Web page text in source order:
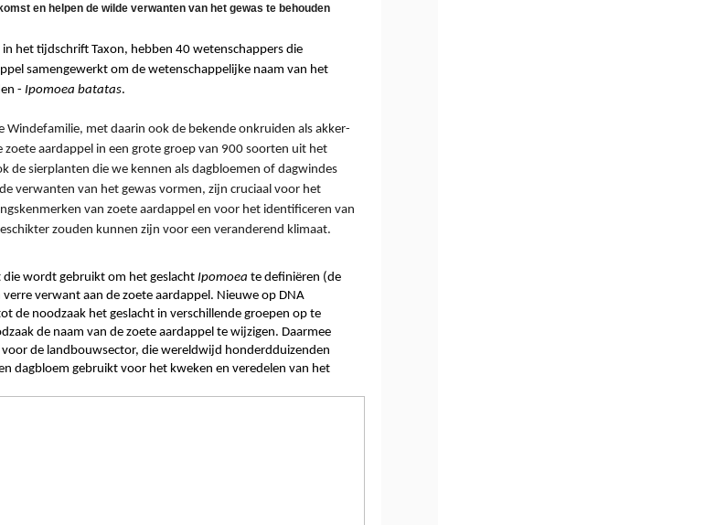
en helpen de wilde verwanten van het gewas te behouden
het tijdschrift Taxon, hebben 40 wetenschappers die
samengewerkt om de wetenschappelijke naam van het
- Ipomoea batatas.
Windefamilie, met daarin ook de bekende onkruiden als akker-
zoete aardappel in een grote groep van 900 soorten uit het
de sierplanten die we kennen als dagbloemen of dagwindes
verwanten van het gewas vormen, zijn cruciaal voor het
van zoete aardappel en voor het identificeren van
zouden kunnen zijn voor een veranderend klimaat.
die wordt gebruikt om het geslacht Ipomoea te definiëren (de
verre verwant aan de zoete aardappel. Nieuwe op DNA
de noodzaak het geslacht in verschillende groepen op te
de naam van de zoete aardappel te wijzigen. Daarmee
de landbouwsector, die wereldwijd honderdduizenden
dagbloem gebruikt voor het kweken en veredelen van het